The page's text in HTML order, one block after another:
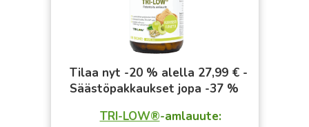
Tilaa nyt -20 % alella 27,99 € -
Säästöpakkaukset jopa -37 %
TRI-LOW®-amlauute: